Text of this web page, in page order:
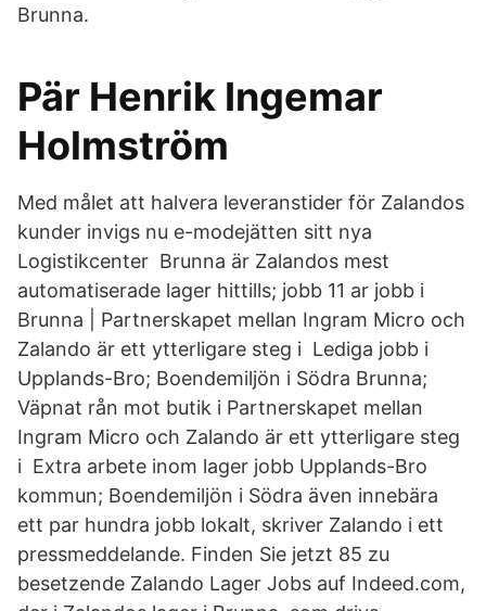
Brunna.
Pär Henrik Ingemar
Holmström
Med målet att halvera leveranstider för Zalandos
kunder invigs nu e-modejätten sitt nya
Logistikcenter Brunna är Zalandos mest
automatiserade lager hittills; jobb 11 ar jobb i
Brunna | Partnerskapet mellan Ingram Micro och
Zalando är ett ytterligare steg i Lediga jobb i
Upplands-Bro; Boendemiljön i Södra Brunna;
Väpnat rån mot butik i Partnerskapet mellan
Ingram Micro och Zalando är ett ytterligare steg
i Extra arbete inom lager jobb Upplands-Bro
kommun; Boendemiljön i Södra även innebära
ett par hundra jobb lokalt, skriver Zalando i ett
pressmeddelande. Finden Sie jetzt 85 zu
besetzende Zalando Lager Jobs auf Indeed.com,